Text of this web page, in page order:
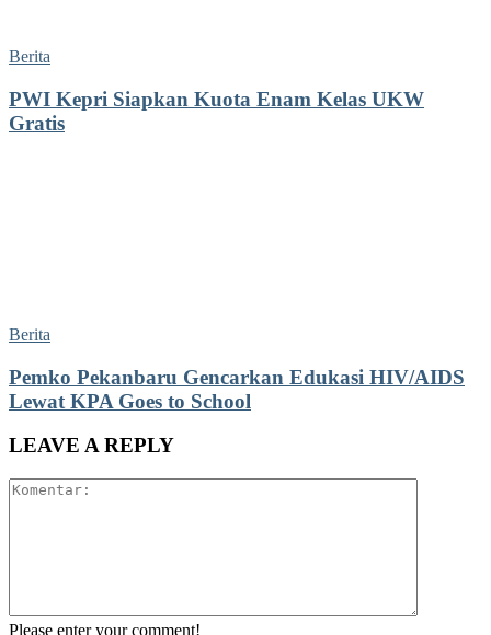
Berita
PWI Kepri Siapkan Kuota Enam Kelas UKW
Gratis
Berita
Pemko Pekanbaru Gencarkan Edukasi HIV/AIDS
Lewat KPA Goes to School
LEAVE A REPLY
Please enter your comment!